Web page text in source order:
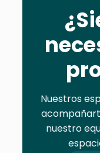
Nuestros
nuestro